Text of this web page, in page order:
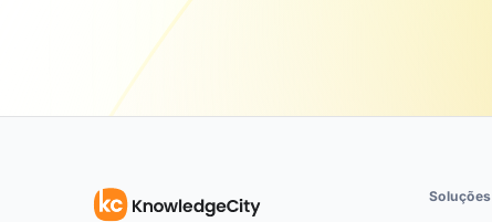
Soluções